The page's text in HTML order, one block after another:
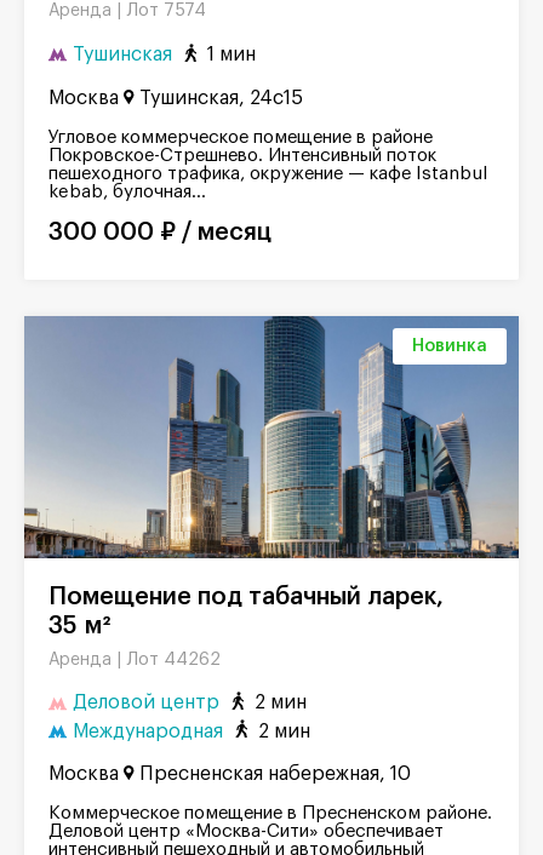
Аренда | Лот 7574
Тушинская 1 мин
Москва Тушинская, 24с15
Угловое коммерческое помещение в районе
Покровское-Стрешнево. Интенсивный поток
пешеходного трафика, окружение — кафе Istanbul
kebab, булочная...
300 000 ₽ / месяц
Новинка
Помещение под табачный ларек,
35 м²
Аренда | Лот 44262
Деловой центр
2 мин
Международная
2 мин
Москва Пресненская набережная, 10
Коммерческое помещение в Пресненском районе.
Деловой центр «Москва-Сити» обеспечивает
интенсивный пешеходный и автомобильный